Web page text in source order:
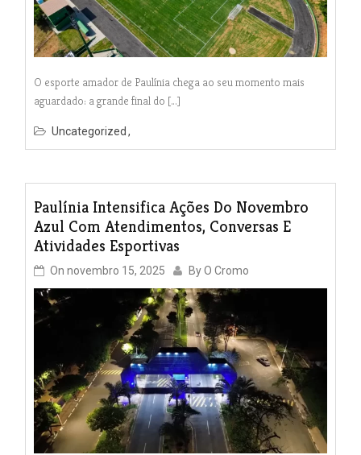
O esporte amador de Paulínia chega ao seu momento mais
aguardado: a grande final do […]
Uncategorized
Paulínia Intensifica Ações Do Novembro
Azul Com Atendimentos, Conversas E
Atividades Esportivas
On novembro 15, 2025 ByO Cromo